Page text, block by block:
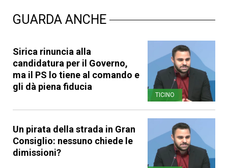
GUARDA ANCHE
Sirica rinuncia alla
candidatura per il Governo,
ma il PS lo tiene al comando e
gli dà piena fiducia
TICINO
Un pirata della strada in Gran
Consiglio: nessuno chiede le
dimissioni?